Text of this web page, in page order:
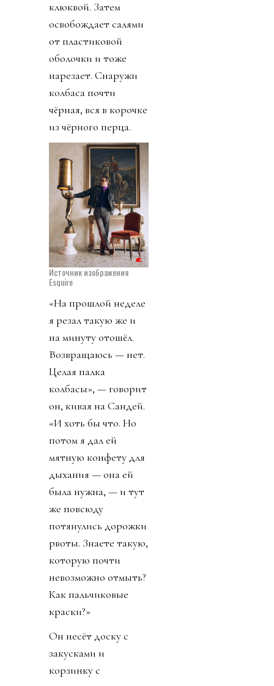
расправляется с
куском пармезана.
(Позже меня будут
кто-нибудь помогал?
например?» Нет. Это
был Брэд Питт,
который стоял у себя
на кухне и резал
сыр.)
Он вскрывает две
пачки крекеров:
одни напоминают
Wheat Thins, только
вкуснее, другие —
хрустящие, тёмно-
кажется, с сушёной
клюквой. Затем
освобождает салями
от пластиковой
оболочки и тоже
нарезает. Снаружи
колбаса почти
чёрная, вся в корочке
из чёрного перца.
Источник изображения
«На прошлой неделе
я резал такую же и
на минуту отошёл.